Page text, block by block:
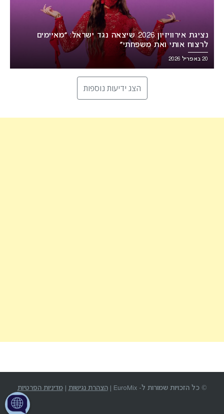
נציגת אירוויזיון 2026 שיצאה נגד ישראל: ״מאיימים
לרצוח אותי ואת משפחתי״
20 באפריל 2026
הצג ידיעות נוספות
© כל הזכויות שמורות ל- EuroMix | הצהרת נגישות |מדיניות הפרטיות